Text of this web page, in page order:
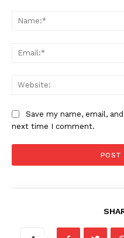
Save my name, email,
next time I comment.